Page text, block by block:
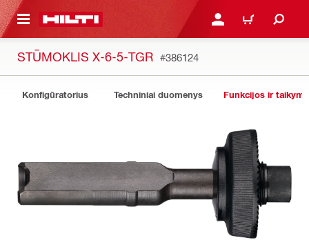
TURINIO PRISIJUNGTI ARBA
PIRKINIŲ
STŪMOKLIS X-6-5-TGR #386124
Konfigūratorius Techniniai duomenys Funkcijos ir